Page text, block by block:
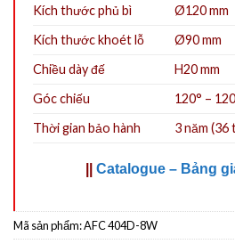
Kích thước phủ bì
Ø120 mm
Kích thước khoét lỗ
Ø90mm
Chiều dày đế
H20 mm
Góc chiếu
120° –
Thời gian bảo hành
3 năm (36
Catalogue – Bảng
Mã sản phẩm:AFC 404D-8W